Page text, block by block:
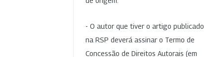
- O autor que tiver o artigo publicado
na RSP deverá assinar o Termo de
Concessão de Direitos Autorais (em